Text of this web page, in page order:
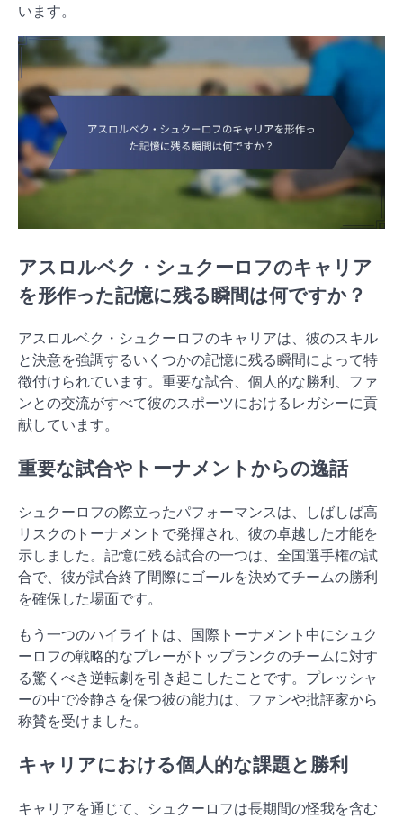
います。
アスロルベク・シュクーロフのキャリア
を形作った記憶に残る瞬間は何ですか？
アスロルベク・シュクーロフのキャリアは、彼のスキル
と決意を強調するいくつかの記憶に残る瞬間によって特
徴付けられています。重要な試合、個人的な勝利、ファ
ンとの交流がすべて彼のスポーツにおけるレガシーに貢
献しています。
重要な試合やトーナメントからの逸話
シュクーロフの際立ったパフォーマンスは、しばしば高
リスクのトーナメントで発揮され、彼の卓越した才能を
示しました。記憶に残る試合の一つは、全国選手権の試
合で、彼が試合終了間際にゴールを決めてチームの勝利
を確保した場面です。
もう一つのハイライトは、国際トーナメント中にシュク
ーロフの戦略的なプレーがトップランクのチームに対す
る驚くべき逆転劇を引き起こしたことです。プレッシャ
ーの中で冷静さを保つ彼の能力は、ファンや批評家から
称賛を受けました。
キャリアにおける個人的な課題と勝利
キャリアを通じて、シュクーロフは長期間の怪我を含む